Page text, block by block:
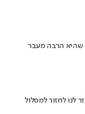
שהיא הרבה מעבר
לנו לחזור למסלול